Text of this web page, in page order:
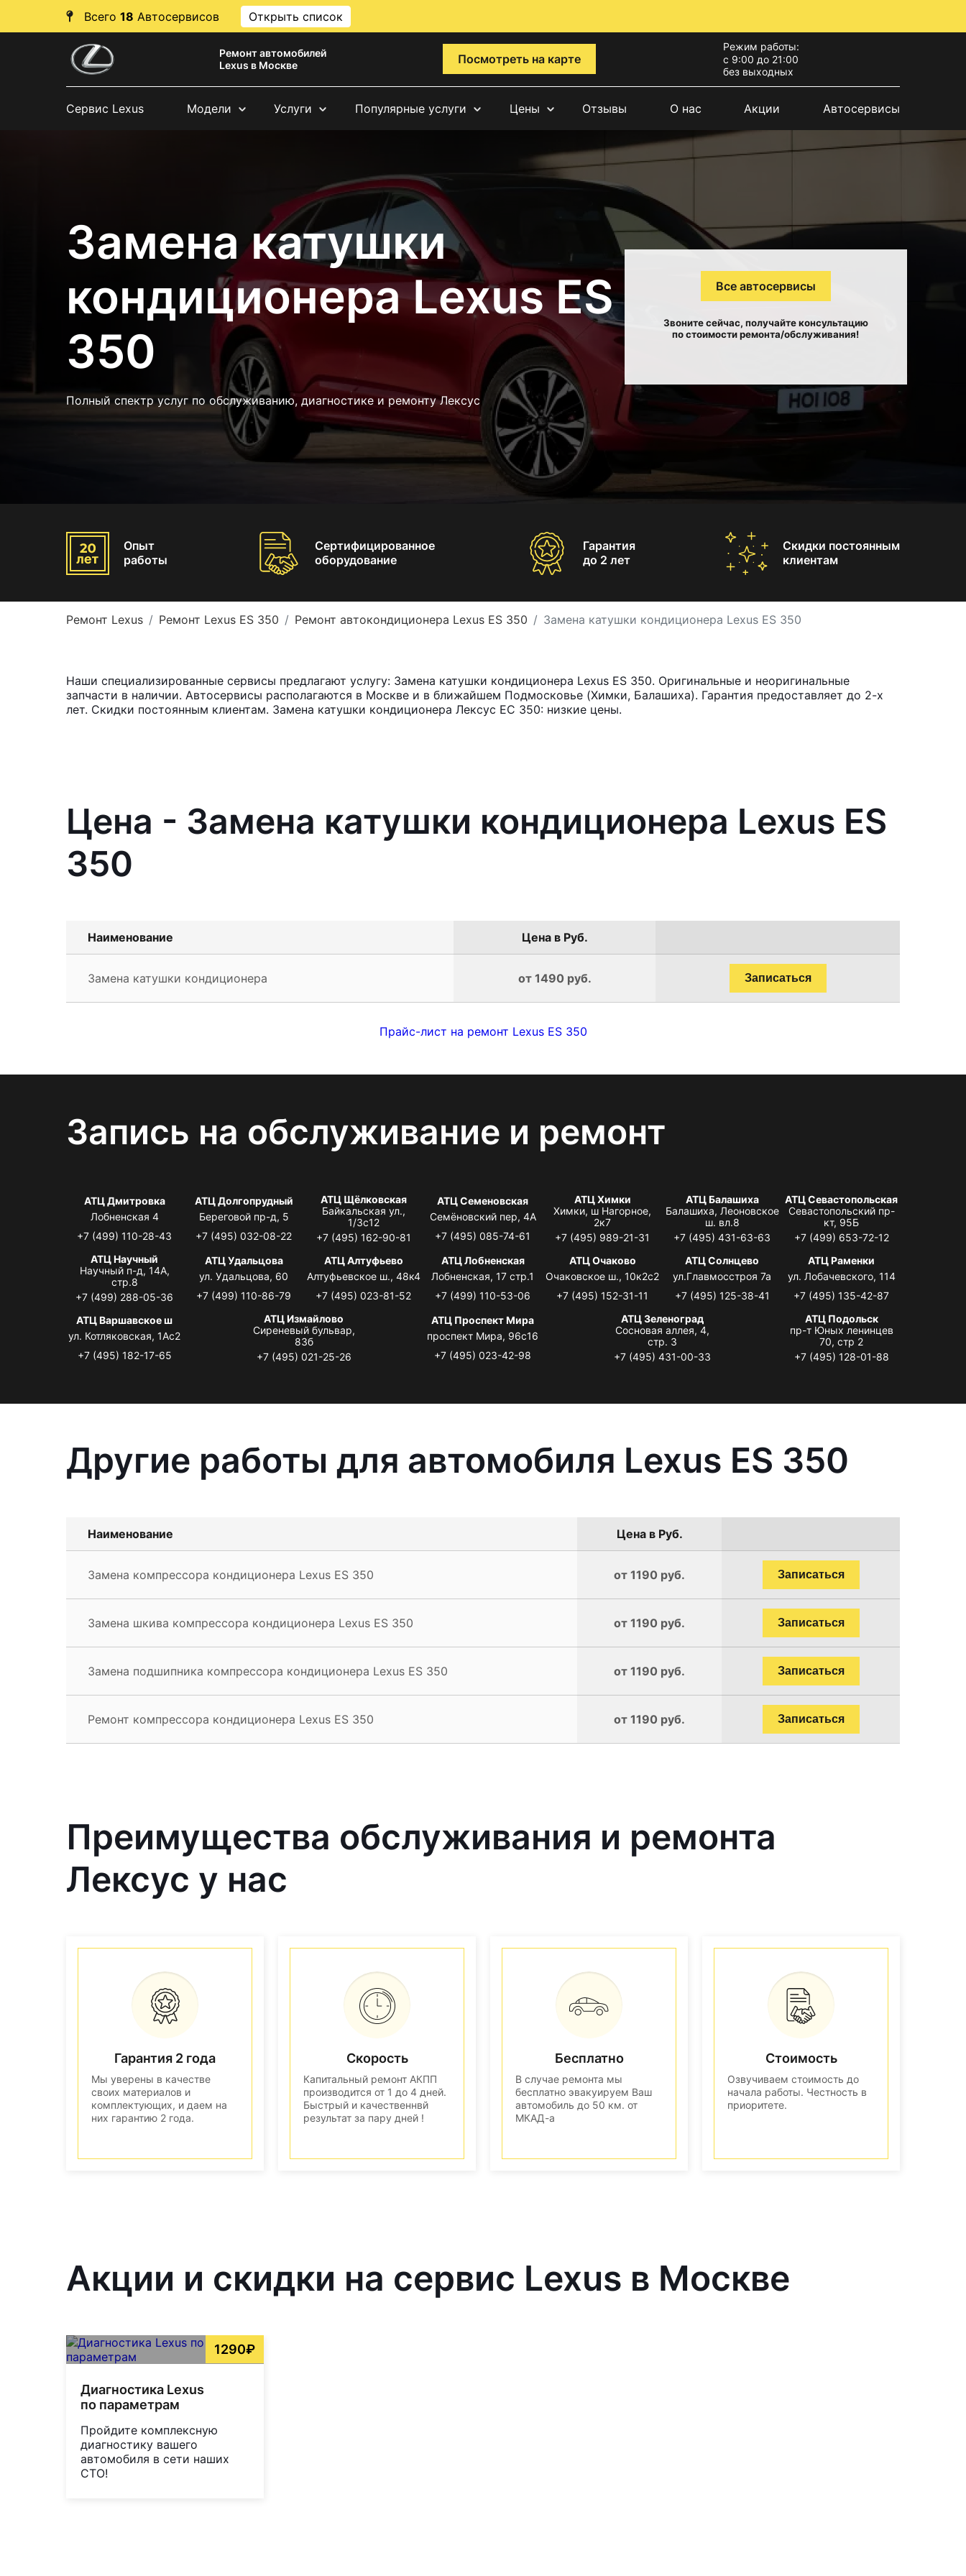
Всего 18 Автосервисов Открыть список
Ремонт автомобилей
Lexus в Москве
Посмотреть на карте
Режим работы:
с 9:00 до 21:00
без выходных
Сервис Lexus Модели Услуги Популярные услуги Цены Отзывы О нас Акции Автосервисы
Замена катушки
кондиционера Lexus ES
350
Полный спектр услуг по обслуживанию, диагностике и ремонту Лексус
Все автосервисы
Звоните сейчас, получайте консультацию
по стоимости ремонта/обслуживания!
Опыт
работы
Сертифицированное
оборудование
Гарантия
до 2 лет
Скидки постоянным
клиентам
Ремонт Lexus Ремонт Lexus ES 350 Ремонт автокондиционера Lexus ES 350 Замена катушки кондиционера Lexus ES 350
Наши специализированные сервисы предлагают услугу: Замена катушки кондиционера Lexus ES 350. Оригинальные и неоригинальные
запчасти в наличии. Автосервисы располагаются в Москве и в ближайшем Подмосковье (Химки, Балашиха). Гарантия предоставляет до 2-х
лет. Скидки постоянным клиентам. Замена катушки кондиционера Лексус ЕС 350: низкие цены.
Цена - Замена катушки кондиционера Lexus ES
350
Наименование Цена в Руб.
Замена катушки кондиционера от 1490 руб. Записаться
Прайс-лист на ремонт Lexus ES 350
Запись на обслуживание и ремонт
АТЦ Дмитровка
Лобненская 4
+7 (499) 110-28-43
АТЦ Долгопрудный
Береговой пр-д, 5
+7 (495) 032-08-22
АТЦ Щёлковская
Байкальская ул.,
1/3с12
+7 (495) 162-90-81
АТЦ Семеновская
Семёновский пер, 4А
+7 (495) 085-74-61
АТЦ Химки
Химки, ш Нагорное,
2к7
+7 (495) 989-21-31
АТЦ Балашиха
Балашиха, Леоновское
ш. вл.8
+7 (495) 431-63-63
АТЦ Севастопольская
Севастопольский пр-
кт, 95Б
+7 (499) 653-72-12
АТЦ Научный
Научный п-д, 14А,
стр.8
+7 (499) 288-05-36
АТЦ Удальцова
ул. Удальцова, 60
+7 (499) 110-86-79
АТЦ Алтуфьево
Алтуфьевское ш., 48к4
+7 (495) 023-81-52
АТЦ Лобненская
Лобненская, 17 стр.1
+7 (499) 110-53-06
АТЦ Очаково
Очаковское ш., 10к2с2
+7 (495) 152-31-11
АТЦ Солнцево
ул.Главмосстроя 7а
+7 (495) 125-38-41
АТЦ Раменки
ул. Лобачевского, 114
+7 (495) 135-42-87
АТЦ Варшавское ш
ул. Котляковская, 1Ас2
+7 (495) 182-17-65
АТЦ Измайлово
Сиреневый бульвар,
83б
+7 (495) 021-25-26
АТЦ Проспект Мира
проспект Мира, 96с16
+7 (495) 023-42-98
АТЦ Зеленоград
Сосновая аллея, 4,
стр. 3
+7 (495) 431-00-33
АТЦ Подольск
пр-т Юных ленинцев
70, стр 2
+7 (495) 128-01-88
Другие работы для автомобиля Lexus ES 350
Наименование Цена в Руб.
Замена компрессора кондиционера Lexus ES 350 от 1190 руб. Записаться
Замена шкива компрессора кондиционера Lexus ES 350 от 1190 руб. Записаться
Замена подшипника компрессора кондиционера Lexus ES 350 от 1190 руб. Записаться
Ремонт компрессора кондиционера Lexus ES 350 от 1190 руб. Записаться
Преимущества обслуживания и ремонта
Лексус у нас
Гарантия 2 года
Мы уверены в качестве
своих материалов и
комплектующих, и даем на
них гарантию 2 года.
Скорость
Капитальный ремонт АКПП
производится от 1 до 4 дней.
Быстрый и качественнвй
результат за пару дней !
Бесплатно
В случае ремонта мы
бесплатно эвакуируем Ваш
автомобиль до 50 км. от
МКАД-а
Стоимость
Озвучиваем стоимость до
начала работы. Честность в
приоритете.
Акции и скидки на сервис Lexus в Москве
1290₽
Диагностика Lexus
по параметрам
Пройдите комплексную
диагностику вашего
автомобиля в сети наших
СТО!